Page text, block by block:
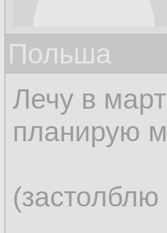
Польша
Лечу в
планирую
(застолблю